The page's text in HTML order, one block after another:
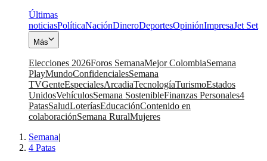
Últimas
noticiasPolíticaNaciónDineroDeportesOpiniónImpresaJet Set
Más
Elecciones 2026Foros SemanaMejor ColombiaSemana
PlayMundoConfidencialesSemana
TVGenteEspecialesArcadiaTecnologíaTurismoEstados
UnidosVehículosSemana SostenibleFinanzas Personales4
PatasSaludLoteríasEducaciónContenido en
colaboraciónSemana RuralMujeres
Semana|
4 Patas